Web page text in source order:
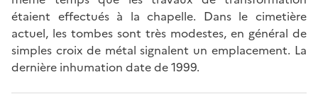
étaient effectués à la chapelle. Dans le cimetière
actuel, les tombes sont très modestes, en général de
simples croix de métal signalent un emplacement. La
dernière inhumation date de 1999.